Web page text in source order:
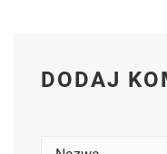
DODAJ